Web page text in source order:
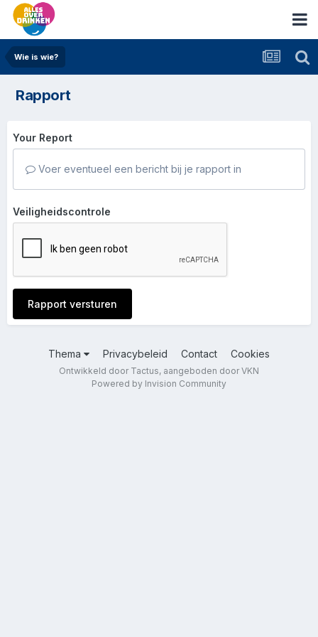
Wie is wie?
Rapport
Your Report
Voer eventueel een bericht bij je rapport in
Veiligheidscontrole
Rapport versturen
Thema Privacybeleid Contact Cookies
Ontwikkeld door Tactus, aangeboden door VKN
Powered by Invision Community